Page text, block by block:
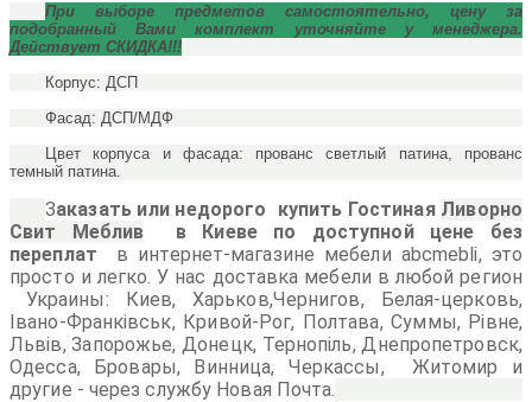
При выборе предметов самостоятельно, цену за
подобранный Вами комплект уточняйте у менеджера.
Действует СКИДКА!!!
Корпус: ДСП
Фасад: ДСП/МДФ
Цвет корпуса и фасада: прованс светлый патина, прованс
темный патина.
Заказать или недорого купить Гостиная Ливорно
Свит Меблив в Киеве по доступной цене без
переплат
в интернет-магазине мебели abcmebli, это
просто и легко. У нас доставка мебели в любой регион
Украины: Киев, Харьков,Чернигов, Белая-церковь,
Івано-Франківськ, Кривой-Рог, Полтава, Суммы, Рівне,
Львів, Запорожье, Донецк, Тернопіль, Днепропетровск,
Одесса, Бровары, Винница, Черкассы, Житомир и
другие - через службу Новая Почта.